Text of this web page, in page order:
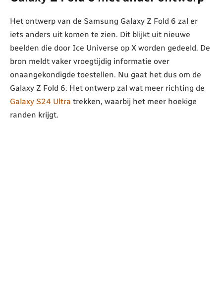
Het ontwerp van de Samsung Galaxy Z Fold 6 zal er
iets anders uit komen te zien. Dit blijkt uit nieuwe
beelden die door Ice Universe op X worden gedeeld. De
bron meldt vaker vroegtijdig informatie over
onaangekondigde toestellen. Nu gaat het dus om de
Galaxy Z Fold 6. Het ontwerp zal wat meer richting de
Galaxy S24 Ultra trekken, waarbij het meer hoekige
randen krijgt.